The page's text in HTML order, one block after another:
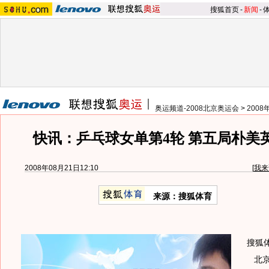
搜狐首页-新闻 -
奥运频道-2008北京奥运会 > 2008
快讯：乒乓球女单第4轮 第五局朴美
2008年08月21日12:10 [我
来源：搜狐体育
搜狐
北京